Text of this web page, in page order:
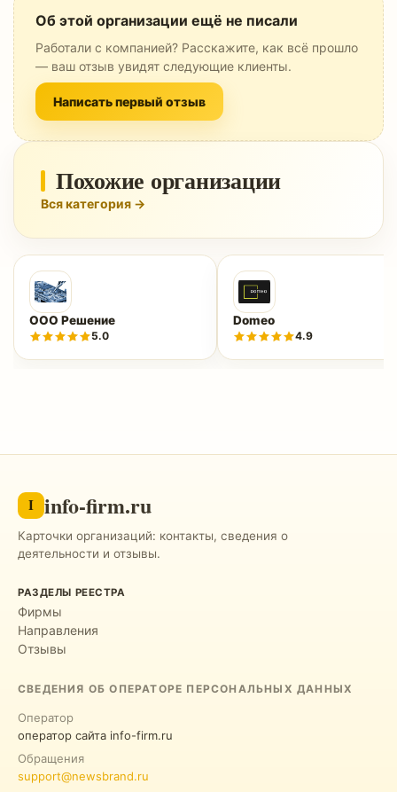
Об этой организации ещё не писали
Работали с компанией? Расскажите, как всё прошло
— ваш отзыв увидят следующие клиенты.
Написать первый отзыв
Похожие организации
Вся категория →
ООО Решение
5.0
Domeo
4.9
I info-firm.ru
Карточки организаций: контакты, сведения о
деятельности и отзывы.
РАЗДЕЛЫ РЕЕСТРА
Фирмы
Направления
Отзывы
СВЕДЕНИЯ ОБ ОПЕРАТОРЕ ПЕРСОНАЛЬНЫХ ДАННЫХ
Оператор
оператор сайта info-firm.ru
Обращения
support@newsbrand.ru